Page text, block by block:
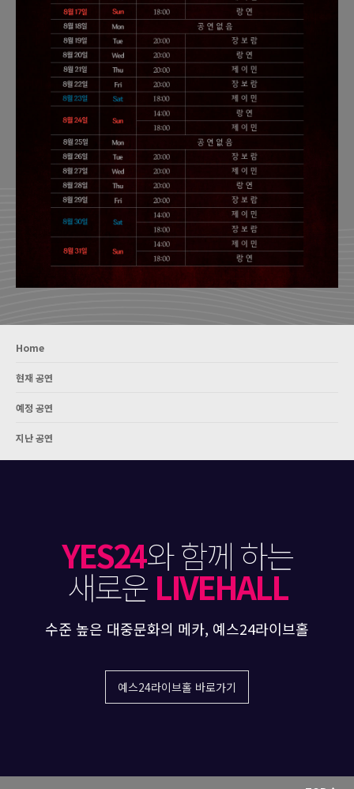
Home
현재 공연
예정 공연
지난 공연
YES24와 함께 하는
새로운LIVEHALL
수준 높은 대중문화의 메카, 예스24라이브홀
예스24라이브홀 바로가기